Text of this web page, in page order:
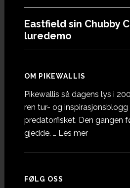
Eastfield sin Chubby
luredemo
OM PIKEWALLIS
Pikewallis så dagens lys i
ren tur- og inspirasjonsblogg
predatorfisket. Den gangen
gjedde. … Les meromOm
FØLG OSS